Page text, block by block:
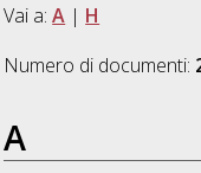
Vai a:A | H
Numero di documenti:
A